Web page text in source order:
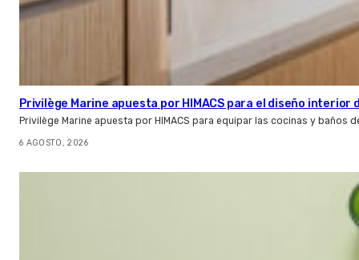
Privilège Marine apuesta por HIMACS para el diseño interior
Privilège Marine apuesta por HIMACS para equipar las cocinas y baños
6 AGOSTO, 2026